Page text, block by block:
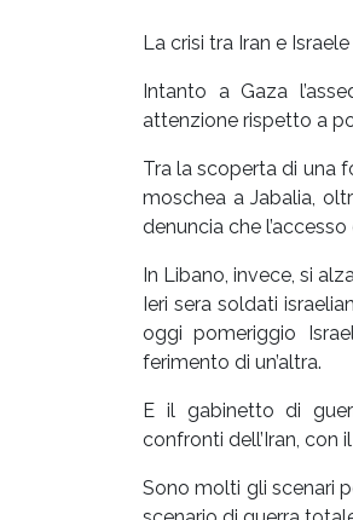
La crisi tra Iran e
Intanto a Gaza
attenzione rispetto a
Tra la scoperta di una
moschea a Jabalia,
denuncia che
In Libano, invece, si
Ieri sera soldati
oggi pomeriggio
ferimento di un’altra.
E il gabinetto di
confronti dell’Iran, con
Sono molti gli scenari